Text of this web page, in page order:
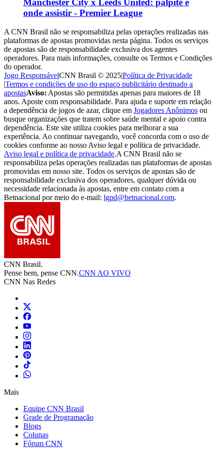
Manchester City x Leeds United: palpite e
onde assistir - Premier League
A CNN Brasil não se responsabiliza pelas operações realizadas nas
plataformas de apostas promovidas nesta página. Todos os serviços
de apostas são de responsabilidade exclusiva dos agentes
operadores. Para mais informações, consulte os Termos e Condições
do operador.
Jogo ResponsávelCNN Brasil © 2025|Política de Privacidade
|Termos e condições de uso do espaço publicitário destinado a
apostasAviso: Apostas são permitidas apenas para maiores de 18
anos. Aposte com responsabilidade. Para ajuda e suporte em relação
a dependência de jogos de azar, clique em Jogadores Anônimos ou
busque organizações que tratem sobre saúde mental e apoio contra
dependência. Este site utiliza cookies para melhorar a sua
experiência. Ao continuar navegando, você concorda com o uso de
cookies conforme ao nosso Aviso legal e política de privacidade.
Aviso legal e política de privacidade.A CNN Brasil não se
responsabiliza pelas operações realizadas nas plataformas de apostas
promovidas em nosso site. Todos os serviços de apostas são de
responsabilidade exclusiva dos operadores, qualquer dúvida ou
necessidade relacionada às apostas, entre em contato com a
Betnacional por meio do e-mail: lgpd@betnacional.com.
CNN Brasil.
Pense bem, pense CNN.CNN AO VIVO
CNN Nas Redes
Mais
Equipe CNN Brasil
Grade de Programação
Blogs
Colunas
Fórum CNN